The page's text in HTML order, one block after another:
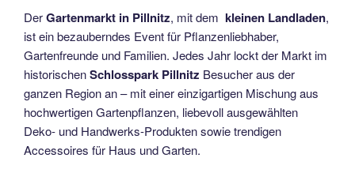
DerGartenmarkt in Pillnitz, mit dem kleinen Landladen,
ist ein bezauberndes Event für Pflanzenliebhaber,
Gartenfreunde und Familien. Jedes Jahr lockt der Markt im
historischenSchlosspark Pillnitz Besucher aus der
ganzen Region an – mit einer einzigartigen Mischung aus
hochwertigen Gartenpflanzen, liebevoll ausgewählten
Deko- und Handwerks-Produkten sowie trendigen
Accessoires für Haus und Garten.